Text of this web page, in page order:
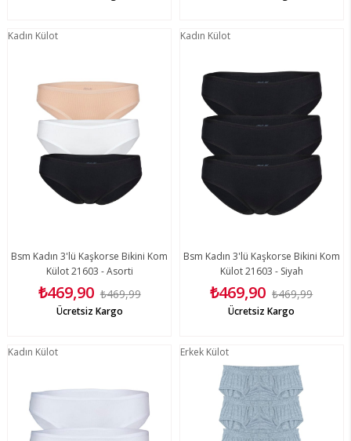
Kadın Külot
Bsm Kadın 3'lü Kaşkorse Bikini Kom
Külot 21603 - Asorti
₺469,90 ₺469,99
Ücretsiz Kargo
Kadın Külot
Bsm Kadın 3'lü Kaşkorse Bikini Kom
Külot 21603 - Siyah
₺469,90 ₺469,99
Ücretsiz Kargo
Kadın Külot Erkek Külot